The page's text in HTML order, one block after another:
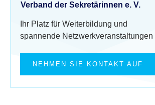
Verband der Sekretärinnen e. V.
Ihr Platz für Weiterbildung und
spannende Netzwerkveranstaltungen
NEHMEN SIE KONTAKT AUF